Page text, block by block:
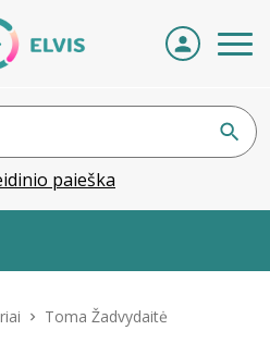
paieška
Toma Žadvydaitė